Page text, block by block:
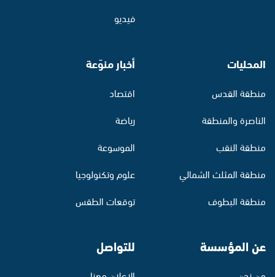
فيديو
المحليات
منطقة القدس
الناصرة والمنطقة
منطقة النقب
منطقة المثلث الشمالي
منطقة البطوف
أخبار منوّعة
اقتصاد
رياضة
الموسوعة
علوم وتكنولوجيا
توقعات الطقس
عن المؤسسة للتواصل